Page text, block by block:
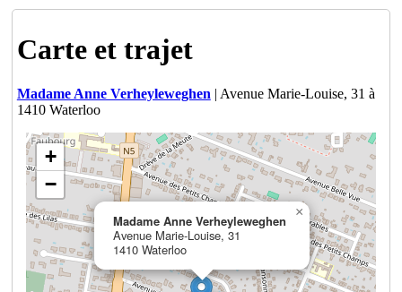
Carte et trajet
Madame Anne Verheyleweghen | Avenue Marie-Louise, 31 à
1410 Waterloo
Madame Anne Verheyleweghen
Avenue Marie-Louise, 31
1410 Waterloo
×
+
−